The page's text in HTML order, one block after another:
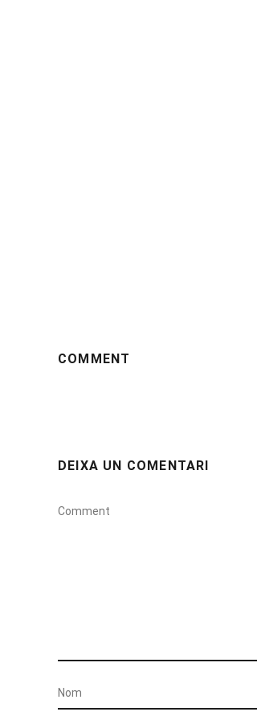
COMMENT
DEIXA UN COMENTARI